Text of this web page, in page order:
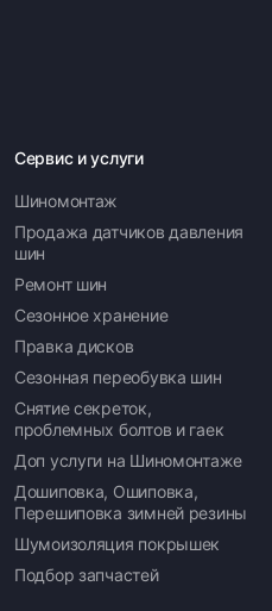
Сервис и услуги
Шиномонтаж
Продажа датчиков давления
шин
Ремонт шин
Сезонное хранение
Правка дисков
Сезонная переобувка шин
Снятие секреток,
проблемных болтов и гаек
Доп услуги на Шиномонтаже
Дошиповка, Ошиповка,
Перешиповка зимней резины
Шумоизоляция покрышек
Подбор запчастей